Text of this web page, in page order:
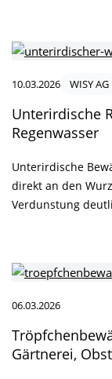
Kanalisation und
Regenereignisse.
verantwortungsvollen
motivieren
umzusetzen.
10.03.2026 WISY AG
Unterirdische
Regenwasser
Unterirdische
direkt an den
Verdunstung
Bauherren mit
Management stellt
06.03.2026
Gärtnerei,